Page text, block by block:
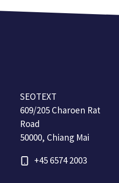
SEOTEXT
609/205 Charoen Rat
Road
50000, Chiang Mai
+45 6574 2003